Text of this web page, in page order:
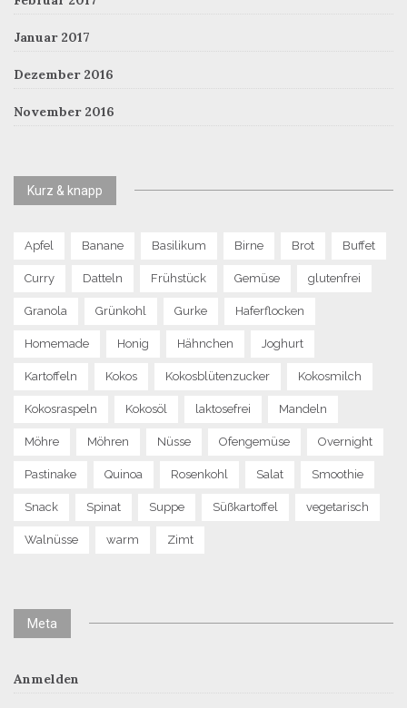
Januar 2017
Dezember 2016
November 2016
Kurz & knapp
Apfel Banane Basilikum Birne Brot Buffet
Curry Datteln Frühstück Gemüse glutenfrei
Granola Grünkohl Gurke Haferflocken
Homemade Honig Hähnchen Joghurt
Kartoffeln Kokos Kokosblütenzucker Kokosmilch
Kokosraspeln Kokosöl laktosefrei Mandeln
Möhre Möhren Nüsse Ofengemüse Overnight
Pastinake Quinoa Rosenkohl Salat Smoothie
Snack Spinat Suppe Süßkartoffel vegetarisch
Walnüsse warm Zimt
Meta
Anmelden